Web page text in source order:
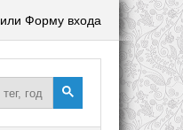
или Форму входа